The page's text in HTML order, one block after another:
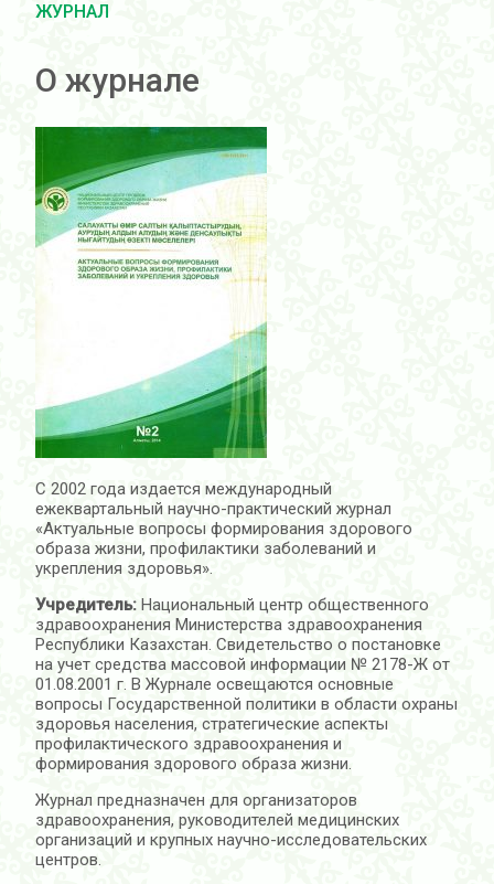
ЖУРНАЛ
О журнале
С 2002 года издается международный
ежеквартальный научно-практический журнал
«Актуальные вопросы формирования здорового
образа жизни, профилактики заболеваний и
укрепления здоровья».
Учредитель: Национальный центр общественного
здравоохранения Министерства здравоохранения
Республики Казахстан. Свидетельство о постановке
на учет средства массовой информации № 2178-Ж от
01.08.2001 г. В Журнале освещаются основные
вопросы Государственной политики в области охраны
здоровья населения, стратегические аспекты
профилактического здравоохранения и
формирования здорового образа жизни.
Журнал предназначен для организаторов
здравоохранения, руководителей медицинских
организаций и крупных научно-исследовательских
центров.